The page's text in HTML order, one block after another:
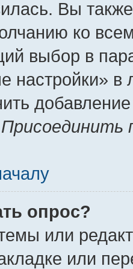
Вы
ко
выбор в
настройки»
Присоединить
опрос?
или
или